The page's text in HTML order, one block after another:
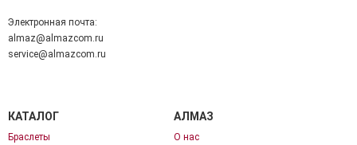
Электронная почта:
almaz@almazcom.ru
service@almazcom.ru
КАТАЛОГ
Браслеты
АЛМАЗ
О нас